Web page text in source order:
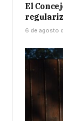
El
6 de agosto